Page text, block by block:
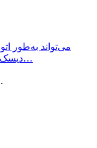
دیسک‌های خارجی را به‌هنگام خاموش شدن…
تا بتوانید دیدگاهی ارسال کنید.